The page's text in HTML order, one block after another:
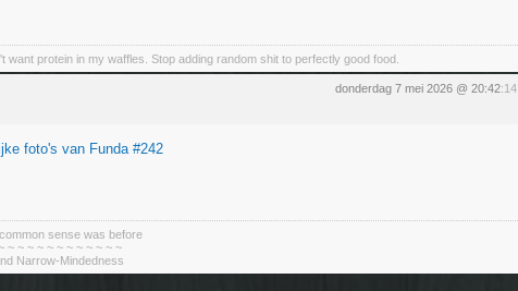
want protein in my waffles. Stop adding random shit to perfectly good food.
donderdag 7 mei 2026 @ 20:42:14
foto's van Funda #242
sense was before
~ ~ ~ ~ ~ ~ ~ ~ ~ ~ ~ ~
Narrow-Mindedness